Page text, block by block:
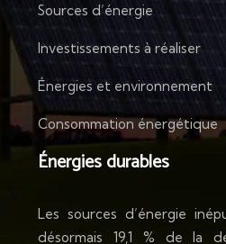
Sources d’énergie
Investissements à réaliser
Énergies et environnement
Consommation énergétique
Énergies durables
Les sources d’énergie
désormais 19,1 % de la